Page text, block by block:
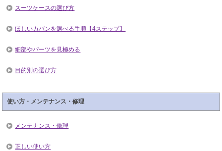
スーツケースの選び方
ほしいカバンを選べる手順【4ステップ】
細部やパーツを見極める
目的別の選び方
使い方・メンテナンス・修理
メンテナンス・修理
正しい使い方